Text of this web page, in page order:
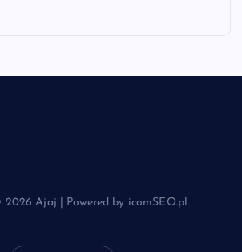
Ajaj | Powered by icomSEO.pl